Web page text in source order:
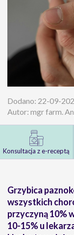
Dodano: 22-09-
Autor: mgr farm.
Konsultacja z e-receptą
Grzybica
wszystkich
przyczyną 10%
10-15% u